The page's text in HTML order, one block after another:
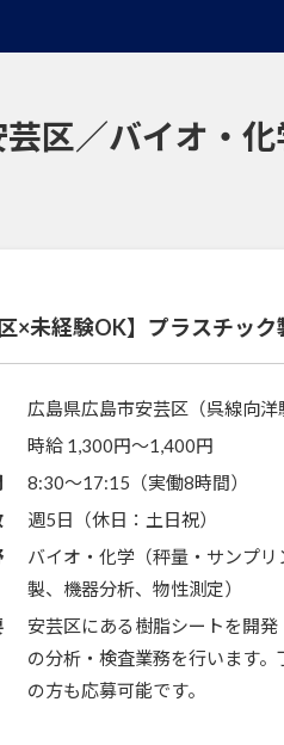
区／バイオ・
区×未経験OK】プラスチッ
広島県広島市安芸区（呉線向洋
時給 1,300円〜1,400円
8:30～17:15（実働8時間）
週5日（休日：土日祝）
バイオ・化学（秤量・サンプ
製、機器分析、物性測定）
安芸区にある樹脂シートを開
の分析・検査業務を行います
の方も応募可能です。